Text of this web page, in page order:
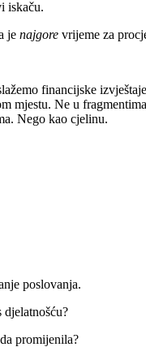
iskaču.
je najgore vrijeme za
financijske
mjestu. Ne u
Nego kao cjelinu.
poslovanja.
djelatnošću?
promijenila?